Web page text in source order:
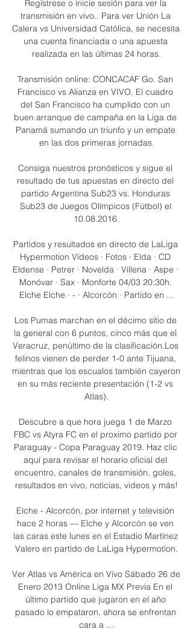
Regístrese o inicie sesión para ver la
transmisión en vivo.. Para ver Unión La
Calera vs Universidad Católica, se necesita
una cuenta financiada o una apuesta
realizada en las últimas 24 horas.
Transmisión online: CONCACAF Go. San
Francisco vs Alianza en VIVO. El cuadro
del San Francisco ha cumplido con un
buen arranque de campaña en la Liga de
Panamá sumando un triunfo y un empate
en las dos primeras jornadas.
Consiga nuestros pronósticos y sigue el
resultado de tus apuestas en directo del
partido Argentina Sub23 vs. Honduras
Sub23 de Juegos Olímpicos (Fútbol) el
10.08.2016.
Partidos y resultados en directo de LaLiga
Hypermotion Vídeos · Fotos · Elda · CD
Eldense · Petrer · Novelda · Villena · Aspe ·
Monóvar · Sax · Monforte 04/03 20:30h.
Elche Elche · - · Alcorcón · Partido en ...
Los Pumas marchan en el décimo sitio de
la general con 6 puntos, cinco más que el
Veracruz, penúltimo de la clasificación.Los
felinos vienen de perder 1-0 ante Tijuana,
mientras que los escualos también cayeron
en su más reciente presentación (1-2 vs
Atlas).
Descubre a que hora juega 1 de Marzo
FBC vs Atyra FC en el proximo partido por
Paraguay - Copa Paraguay 2019. Haz clic
aquí para revisar el horario oficial del
encuentro, canales de transmisión, goles,
resultados en vivo, noticias, videos y más!
Elche - Alcorcón, por internet y televisión
hace 2 horas — Elche y Alcorcón se ven
las caras este lunes en el Estadio Martínez
Valero en partido de LaLiga Hypermotion.
Ver Atlas vs América en Vivo Sábado 26 de
Enero 2013 Online Liga MX Previa En el
último partido que jugaron en el año
pasado lo empataron, ahora se enfrentan
cara a …